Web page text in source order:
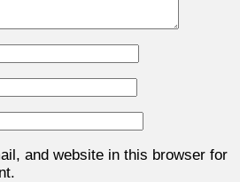
and website in this browser for